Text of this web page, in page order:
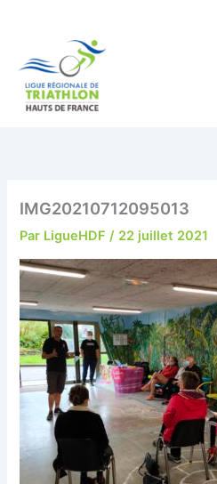
IMG20210712095013
Par LigueHDF/ 22 juillet 2021